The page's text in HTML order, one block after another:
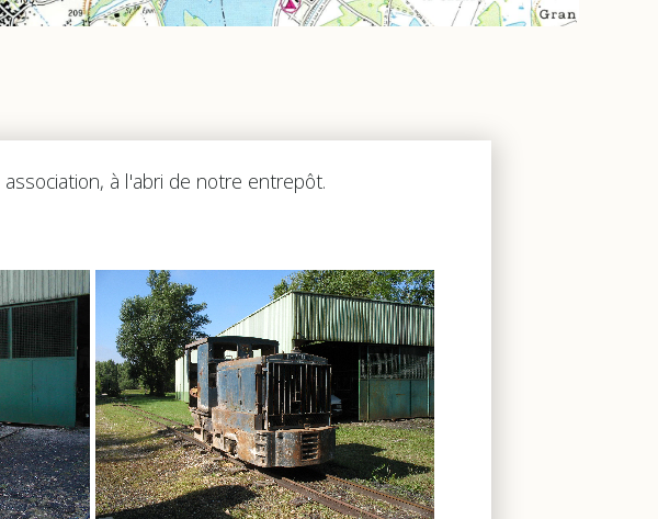
à l'abri de notre entrepôt.